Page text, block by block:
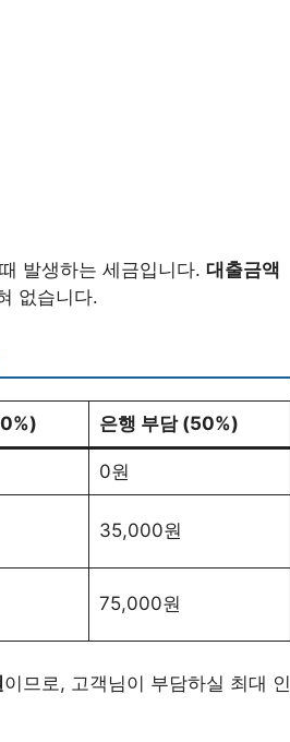
발생하는 세금입니다. 대출금액
없습니다.
은행 부담 (50%)
0원
35,000원
75,000원
이므로, 고객님이 부담하실 최대 인